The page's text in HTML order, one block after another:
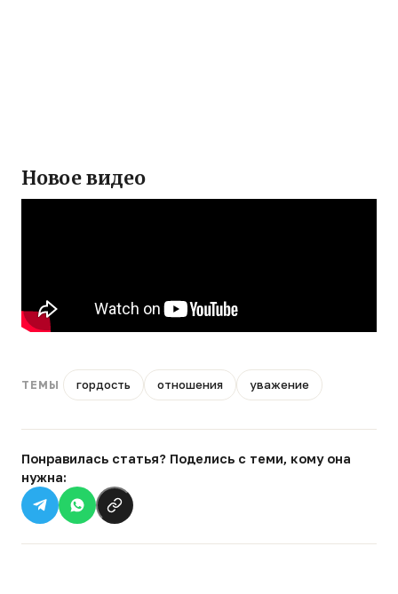
Новое видео
ТЕМЫ гордость отношения уважение
Понравилась статья? Поделись с теми, кому она
нужна: